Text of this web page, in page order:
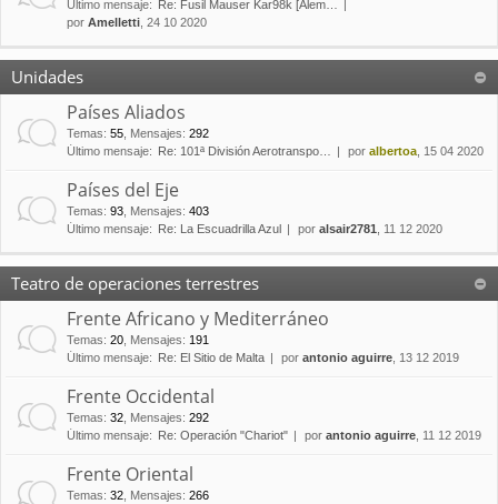
Último mensaje:
Re: Fusil Mauser Kar98k [Alem…
por Amelletti , 24 10 2020
Unidades
Países Aliados
Temas: 55 Mensajes: 292
Último mensaje:
Re: 101ª División Aerotranspo… por albertoa , 15 04 2020
Países del Eje
Temas: 93 Mensajes: 403
Último mensaje:
Re: La Escuadrilla Azul por alsair2781 , 11 12 2020
Teatro de operaciones terrestres
Frente Africano y Mediterráneo
Temas: 20 Mensajes: 191
Último mensaje:
Re: El Sitio de Malta por antonio aguirre , 13 12 2019
Frente Occidental
Temas: 32 Mensajes: 292
Último mensaje:
Re: Operación "Chariot" por antonio aguirre , 11 12 2019
Frente Oriental
Temas: 32 Mensajes: 266